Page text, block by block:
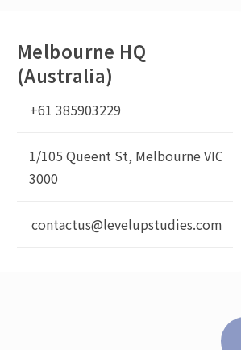
Melbourne HQ
(Australia)
+61 385903229
1/105 Queent St, Melbourne VIC
3000
contactus@levelupstudies.com